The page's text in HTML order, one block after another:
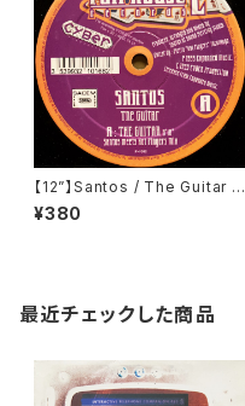
【12”】Santos / The Guitar (F
ull House) (FH 002)
¥380
最近チェックした商品